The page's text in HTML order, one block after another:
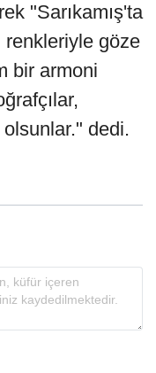
"Sarıkamış'ta
renkleriyle göze
bir armoni
dedi.